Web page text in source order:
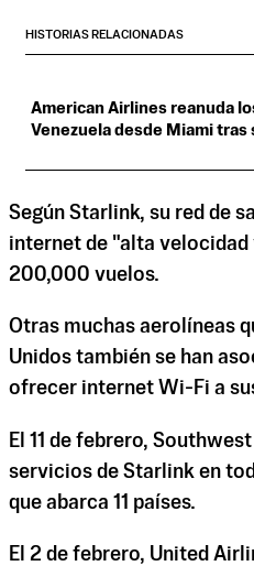
HISTORIAS RELACIONADAS
American Airlines reanuda
Venezuela desde Miami tras
Según Starlink, su red de
internet de "alta velocidad
200,000 vuelos.
Otras muchas aerolíneas
Unidos también se han
ofrecer internet Wi-Fi a
El 11 de febrero,
servicios de Starlink en
que abarca 11 países.
El 2 de febrero, United